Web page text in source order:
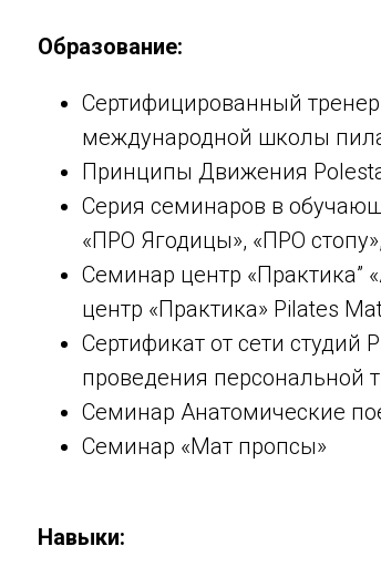
Образование:
Сертифицированный
международной школы
Принципы Движения
Серия семинаров в
«ПРО Ягодицы», «ПРО
Семинар центр «Практика”
центр «Практика» Pilates
Сертификат от сети студий
проведения персональной
Семинар Анатомические
Семинар «Мат пропсы»
Навыки: